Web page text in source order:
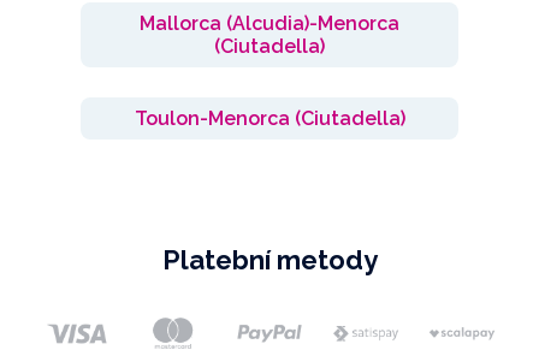
Mallorca (Alcudia)-Menorca
(Ciutadella)
Toulon-Menorca (Ciutadella)
Platební metody